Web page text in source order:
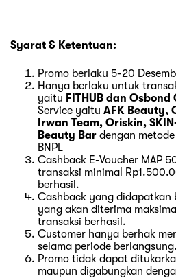
Syarat & Ketentuan:
Promo berlaku 5-20
Hanya berlaku untuk
yaitu FITHUB dan Osbond
Service yaitu AFK Beauty,
Irwan Team, Oriskin,
Beauty Bar dengan
BNPL
Cashback E-Voucher MAP
transaksi minimal
berhasil.
Cashback yang didapatkan
yang akan diterima
transaksi berhasil.
Customer hanya berhak
selama periode berlangsung.
Promo tidak dapat
maupun digabungkan